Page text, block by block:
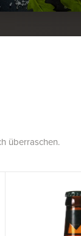
überraschen.